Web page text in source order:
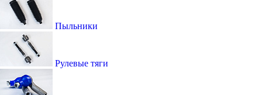
Пыльники
Рулевые тяги